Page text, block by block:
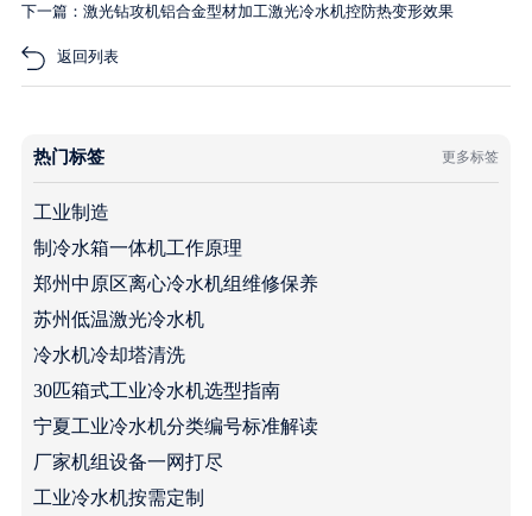
下一篇：激光钻攻机铝合金型材加工激光冷水机控防热变形效果
返回列表
热门标签 更多标签
工业制造
制冷水箱一体机工作原理
郑州中原区离心冷水机组维修保养
苏州低温激光冷水机
冷水机冷却塔清洗
30匹箱式工业冷水机选型指南
宁夏工业冷水机分类编号标准解读
厂家机组设备一网打尽
工业冷水机按需定制